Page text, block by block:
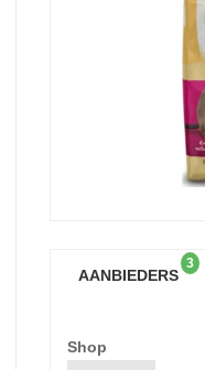
AANBIEDERS
3
Shop